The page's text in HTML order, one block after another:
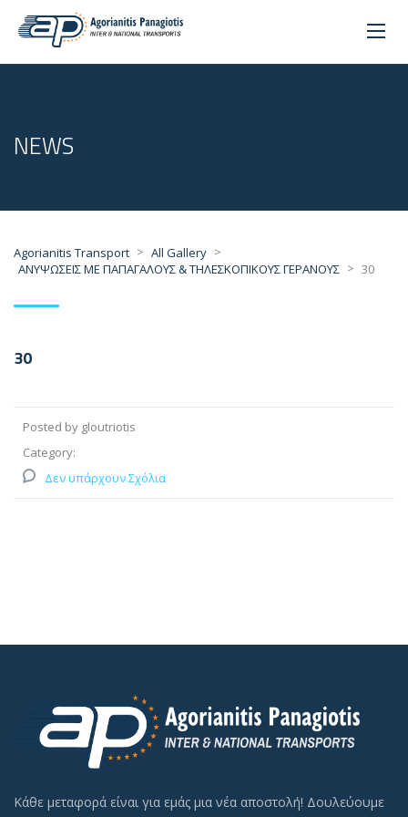
NEWS
Agorianitis Transport > All Gallery >
ΑΝΥΨΩΣΕΙΣ ΜΕ ΠΑΠΑΓΑΛΟΥΣ & ΤΗΛΕΣΚΟΠΙΚΟΥΣ ΓΕΡΑΝΟΥΣ > 30
30
Posted by gloutriotis
Category:
Δεν υπάρχουν Σχόλια
Κάθε μεταφορά είναι για εμάς μια νέα αποστολή! Δουλεύουμε